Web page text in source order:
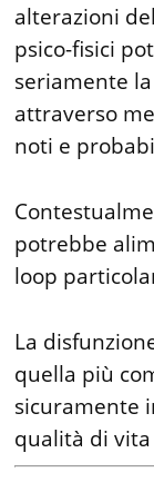
alterazioni
psico-fisici
seriamente
attraverso
noti e
potrebbe
loop
La
quella più
sicuramente
qualità di